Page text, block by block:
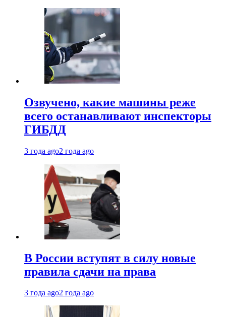
Озвучено, какие машины реже
всего останавливают инспекторы
ГИБДД
3 года ago2 года ago
В России вступят в силу новые
правила сдачи на права
3 года ago2 года ago